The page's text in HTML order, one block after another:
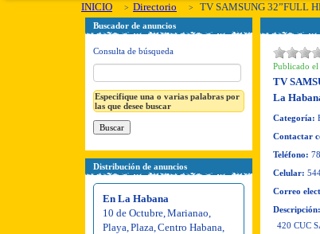
INICIO Directorio TV SAMSUNG 32”FULL
Buscador de anuncios
Consulta de búsqueda
Especifique una o varias palabras por
las que desee buscar
Distribución de anuncios
En La Habana
10 de Octubre Marianao
Playa Plaza Centro Habana
Publicado el
TV
La
Categoría:
Contactar
Teléfono:
Celular:
Correo
Descripción:
420 CUC